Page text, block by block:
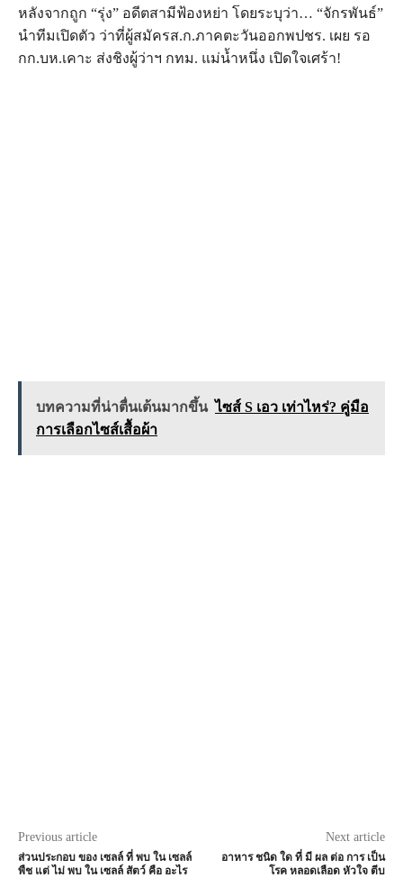
หลังจากถูก “รุ่ง” อดีตสามีฟ้องหย่า โดยระบุว่า… “จักรพันธ์”
นำทีมเปิดตัว ว่าที่ผู้สมัครส.ก.ภาคตะวันออกพปชร. เผย รอ
กก.บห.เคาะ ส่งชิงผู้ว่าฯ กทม. แม่น้ำหนึ่ง เปิดใจเศร้า!
บทความที่น่าตื่นเต้นมากขึ้น ไซส์ S เอว เท่าไหร่? คู่มือ
การเลือกไซส์เสื้อผ้า
Previous article
ส่วนประกอบ ของ เซลล์ ที่ พบ ใน เซลล์
พืช แต่ ไม่ พบ ใน เซลล์ สัตว์ คือ อะไร
Next article
อาหาร ชนิด ใด ที่ มี ผล ต่อ การ เป็น
โรค หลอดเลือด หัวใจ ตีบ